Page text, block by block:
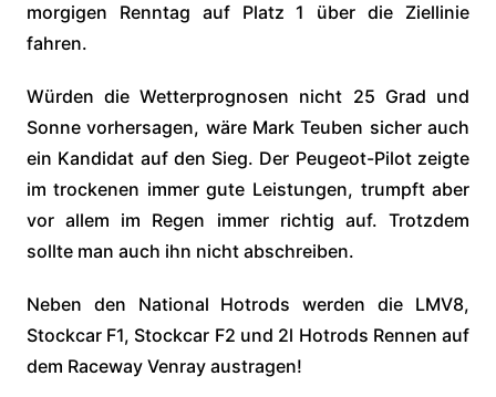
morgigen Renntag auf Platz 1 über die Ziellinie
fahren.
Würden die Wetterprognosen nicht 25 Grad und
Sonne vorhersagen, wäre Mark Teuben sicher auch
ein Kandidat auf den Sieg. Der Peugeot-Pilot zeigte
im trockenen immer gute Leistungen, trumpft aber
vor allem im Regen immer richtig auf. Trotzdem
sollte man auch ihn nicht abschreiben.
Neben den National Hotrods werden die LMV8,
Stockcar F1, Stockcar F2 und 2l Hotrods Rennen auf
dem Raceway Venray austragen!